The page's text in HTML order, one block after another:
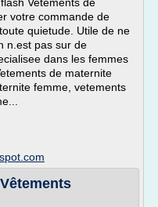
votre commande de
quietude. Utile de ne
n.est pas sur de
dans les femmes
de maternite
femme, vetements